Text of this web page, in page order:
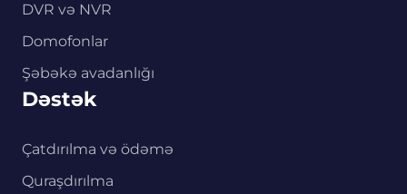
DVR və NVR
Domofonlar
Şəbəkə avadanlığı
Dəstək
Çatdırılma və ödəmə
Quraşdırılma